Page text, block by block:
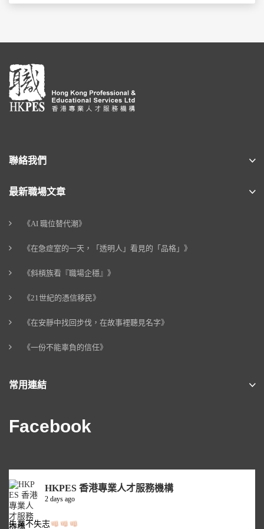
聯絡我們
最新職場文章
《AI 職位替代潮》
《在急症室的一天，「透明人」看見的「品格」》
《斜槓族看『職場企穩』》
《21世紀的憑信移民》
《在安靜中找回步伐，在故事裡聽見名字》
《一份不能辜負的信任》
常用連結
Facebook
HKPES 香港專業人才服務機構
2 days ago
失業不失志